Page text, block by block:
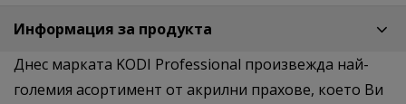
Информация за продукта
Днес марката KODI Professional произвежда най-
големия асортимент от акрилни прахове, което Ви